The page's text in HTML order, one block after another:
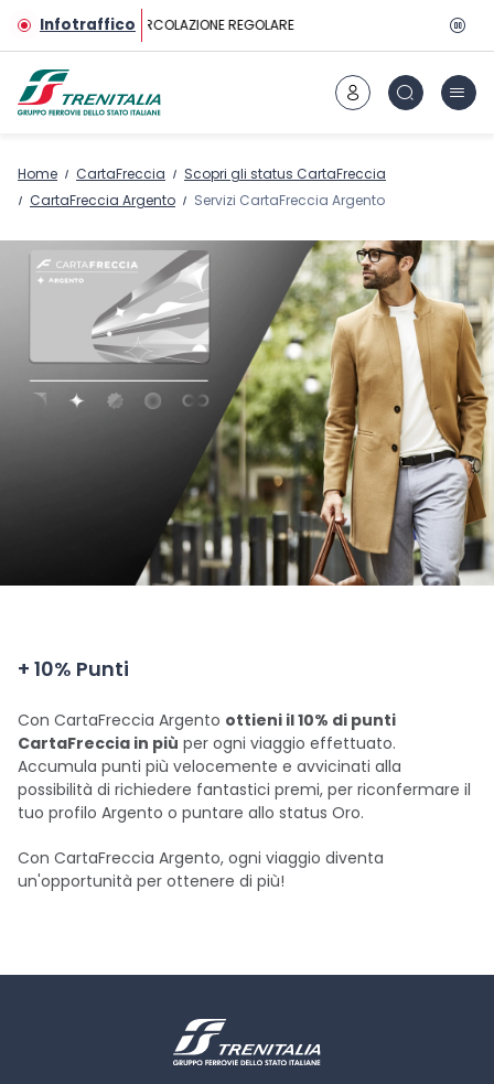
Vai al contenuto principale
InfotrafficoCIRCOLAZIONE REGOLARE
Home CartaFreccia
Scopri gli status CartaFreccia
CartaFreccia Argento
Servizi CartaFreccia Argento
+ 10% Punti
Con CartaFreccia Argento ottieni il 10% di punti
CartaFreccia in più per ogni viaggio effettuato.
Accumula punti più velocemente e avvicinati alla
possibilità di richiedere fantastici premi, per riconfermare il
tuo profilo Argento o puntare allo status Oro.
Con CartaFreccia Argento, ogni viaggio diventa
un'opportunità per ottenere di più!